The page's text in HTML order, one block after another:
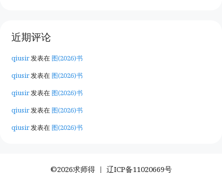
近期评论
qiusir发表在 图(2026)书
qiusir发表在 图(2026)书
qiusir发表在 图(2026)书
qiusir发表在 图(2026)书
qiusir发表在 图(2026)书
©2026求师得 ｜ 辽ICP备11020669号